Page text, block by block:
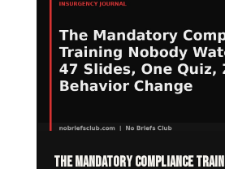
The Mandatory Compliance